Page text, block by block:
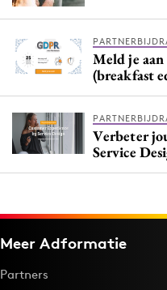
Meld je
(breakfast
Verbeter
Service
Meer Adformatie
Partners